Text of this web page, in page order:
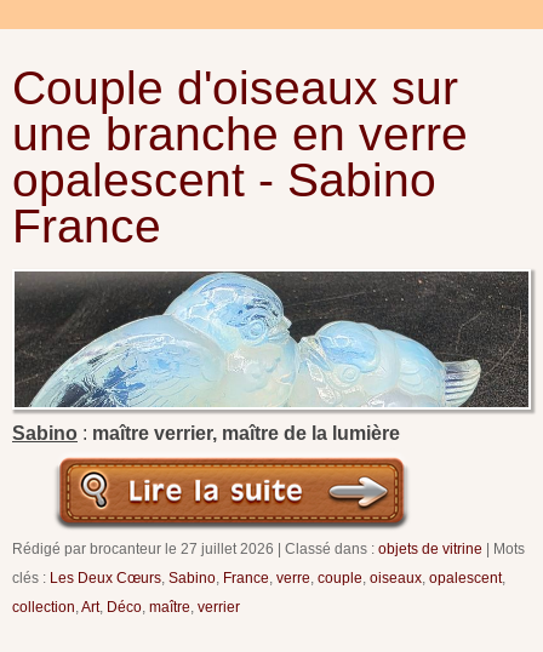
Couple d'oiseaux sur
une branche en verre
opalescent - Sabino
France
Sabino : maître verrier, maître de la lumière
Rédigé par brocanteur le 27 juillet 2026 Classé dans : objets de vitrine
Mots
clés :
Les Deux Cœurs Sabino France verre couple oiseaux opalescent,
collection Art, Déco maître verrier